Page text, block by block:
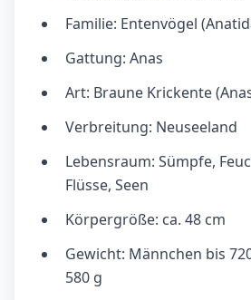
Familie: Entenvögel
Gattung: Anas
Art: Braune Krickente
Verbreitung: Neuseeland
Lebensraum: Sümpfe,
Flüsse, Seen
Körpergröße: ca. 48 cm
Gewicht: Männchen bis
580 g